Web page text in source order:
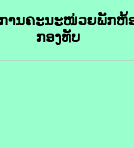
ານຄະນະໜ່ວຍພັກຫ້
ກອງທັບ